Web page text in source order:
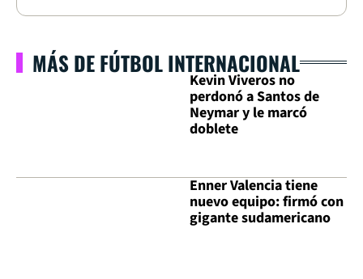
MÁS DE FÚTBOL INTERNACIONAL
Kevin Viveros no
perdonó a Santos de
Neymar y le marcó
doblete
Enner Valencia tiene
nuevo equipo: firmó con
gigante sudamericano